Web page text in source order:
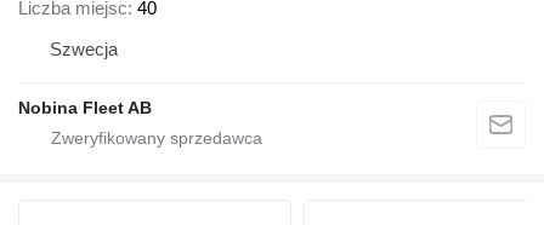
Liczba miejsc 40
Szwecja
Nobina Fleet AB